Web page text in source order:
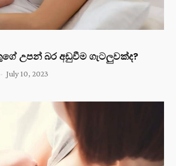
උපන් බර අඩුවීම ගැටලුවක්ද?
- July 10, 2023